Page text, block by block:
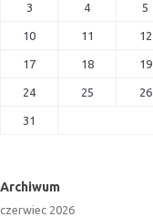
3 4 5
10 11 12
17 18 19
24 25 26
31
Archiwum
czerwiec 2026